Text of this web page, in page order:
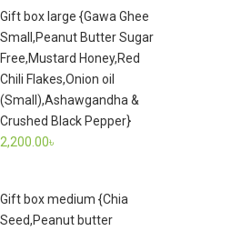
Gift box large {Gawa Ghee
Small,Peanut Butter Sugar
Free,Mustard Honey,Red
Chili Flakes,Onion oil
(Small),Ashawgandha &
Crushed Black Pepper}
2,200.00৳
Gift box medium {Chia
Seed,Peanut butter